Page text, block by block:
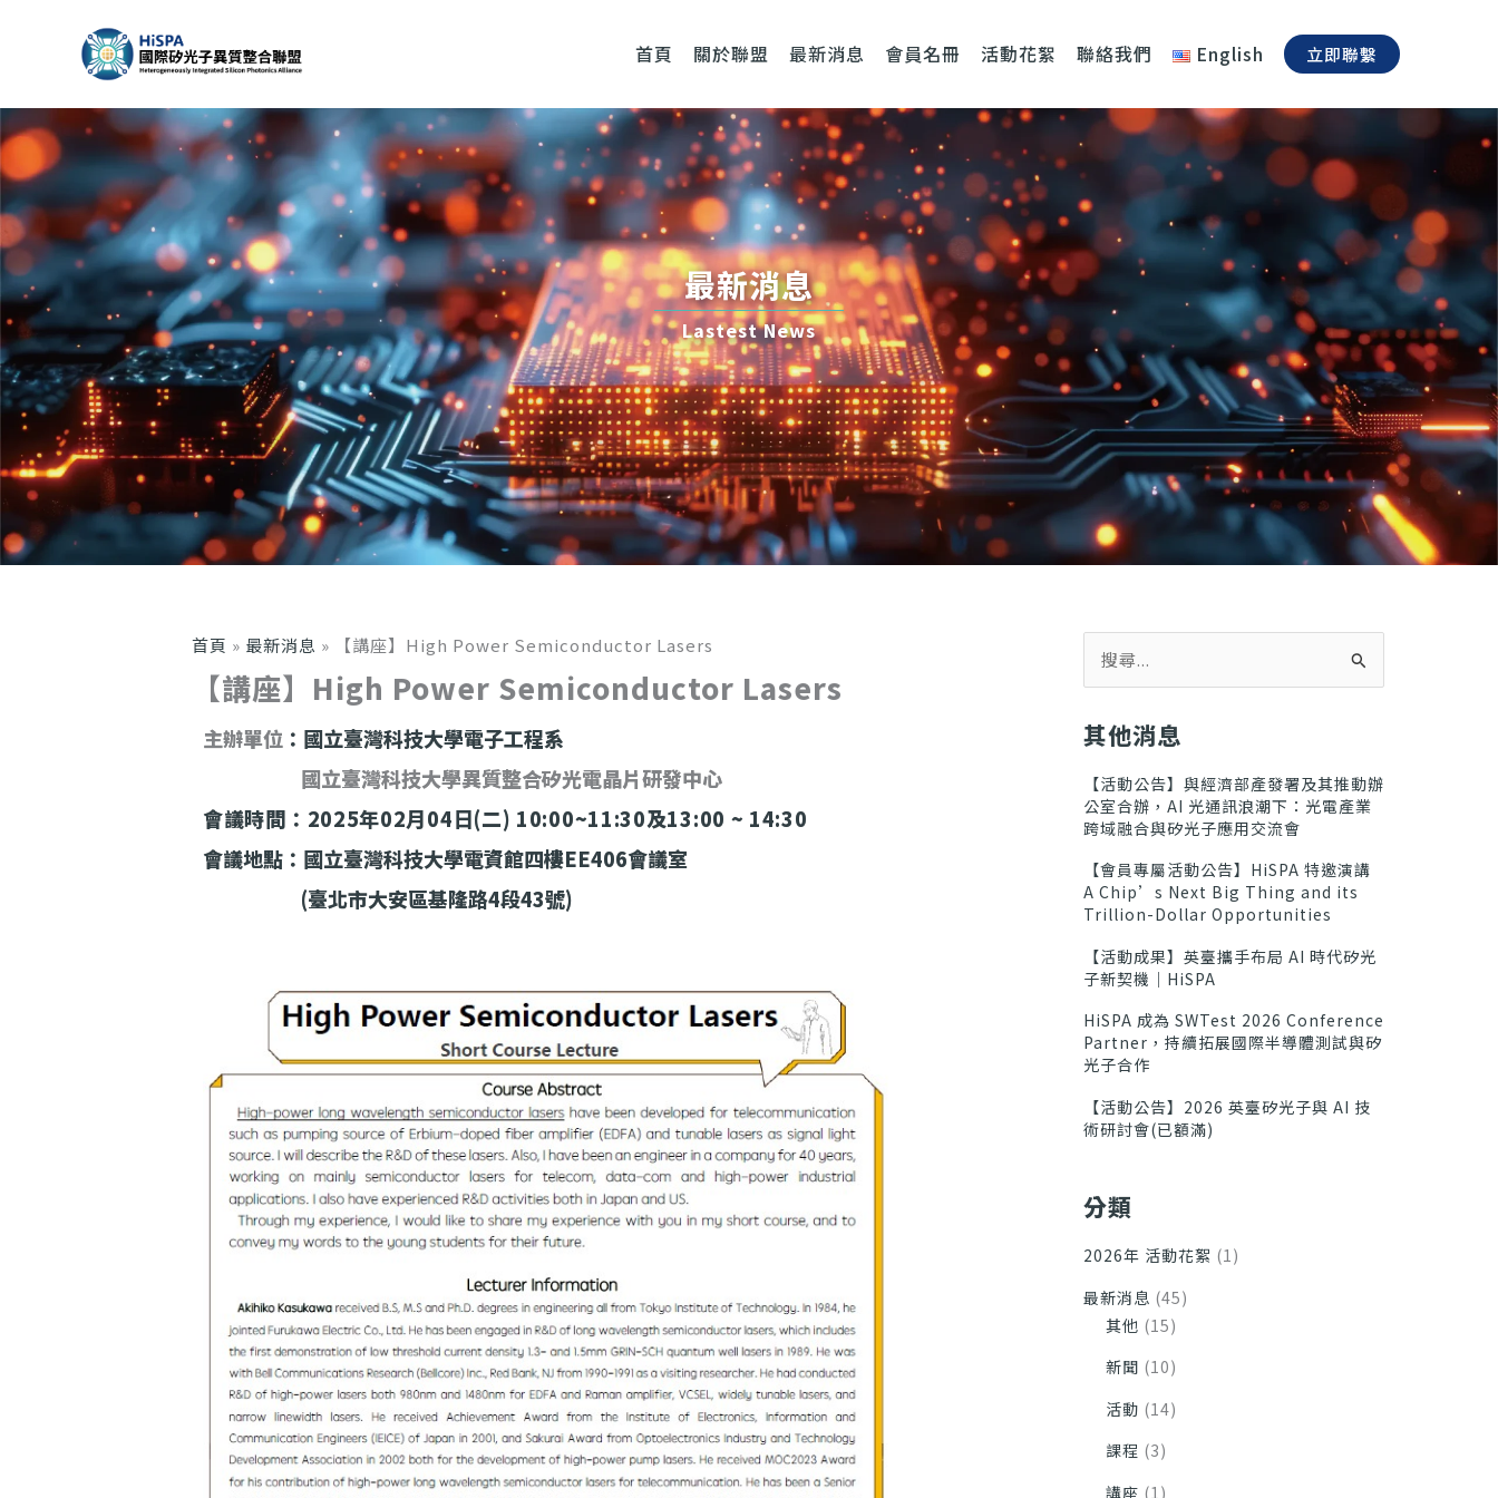
內
容
首頁 關於聯盟 最新消息 會員名冊 活動花絮 聯絡我們 English 立即聯繫
最新消息
Lastest News
首頁 » 最新消息 » 【講座】High Power Semiconductor Lasers
【講座】High Power Semiconductor Lasers
主辦單位 ：國立臺灣科技大學電子工程系
國立臺灣科技大學異質整合矽光電晶片研發中心
會議時間：2025年02月04日(二) 10:00~11:30及13:00 ~ 14:30
會議地點：國立臺灣科技大學電資館四樓EE406會議室
(臺北市大安區基隆路4段43號)
鍵
字
其他消息
【活動公告】與經濟部產發署及其推動辦
公室合辦，AI 光通訊浪潮下：光電產業
跨域融合與矽光子應用交流會
【會員專屬活動公告】HiSPA 特邀演講
A Chip’s Next Big Thing and its
Trillion-Dollar Opportunities
【活動成果】英臺攜手布局 AI 時代矽光
子新契機｜HiSPA
HiSPA 成為 SWTest 2026 Conference
Partner，持續拓展國際半導體測試與矽
光子合作
【活動公告】2026 英臺矽光子與 AI 技
術研討會(已額滿)
分類
2026年 活動花絮 (1)
最新消息 (45)
其他 (15)
新聞 (10)
活動 (14)
課程 (3)
講座 (1)